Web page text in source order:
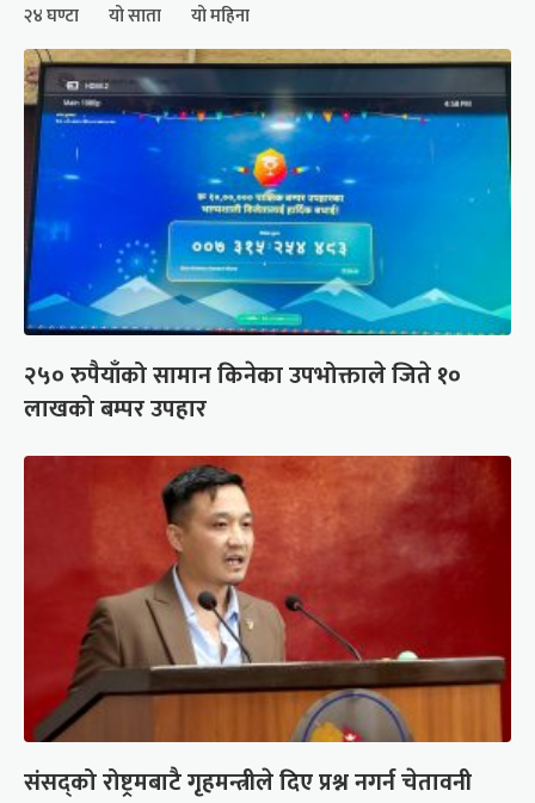
२४ घण्टा यो साता यो महिना
२५० रुपैयाँको सामान किनेका उपभोक्ताले जिते १०
लाखको बम्पर उपहार
संसद्को रोष्ट्रमबाटै गृहमन्त्रीले दिए प्रश्न नगर्न चेतावनी